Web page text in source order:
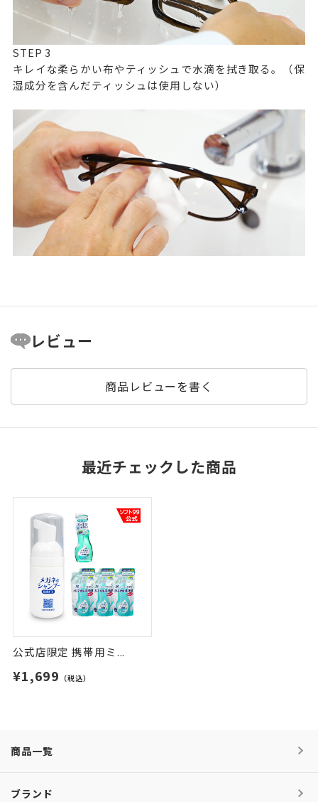
STEP3
キレイな柔らかい布やティッシュで水滴を拭き取る。（保
湿成分を含んだティッシュは使用しない）
レビュー
商品レビューを書く
最近チェックした商品
公式店限定 携帯用ミ...
¥1,699 （税込）
商品一覧
ブランド